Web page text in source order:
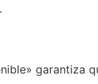
garantiza